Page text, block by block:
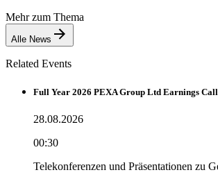
Mehr zum Thema
Alle News
Related Events
Full Year 2026 PEXA Group Ltd Earnings Call
28.08.2026
00:30
Telekonferenzen und Präsentationen zu